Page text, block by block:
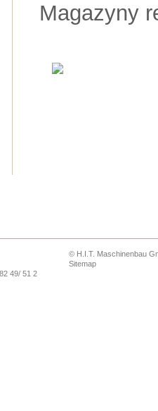
Magazyny
49/ 51 2
© H.I.T. Maschinenbau
Sitemap